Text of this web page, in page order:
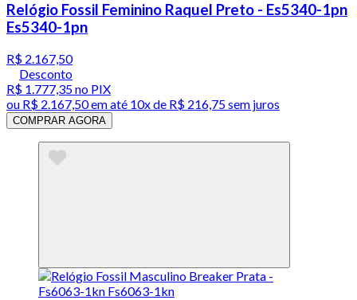
Relógio Fossil Feminino Raquel Preto - Es5340-1pn
Es5340-1pn
R$ 2.167,50
Desconto
R$ 1.777,35no PIX
ou R$ 2.167,50em até 10x de R$ 216,75 sem juros
COMPRAR AGORA